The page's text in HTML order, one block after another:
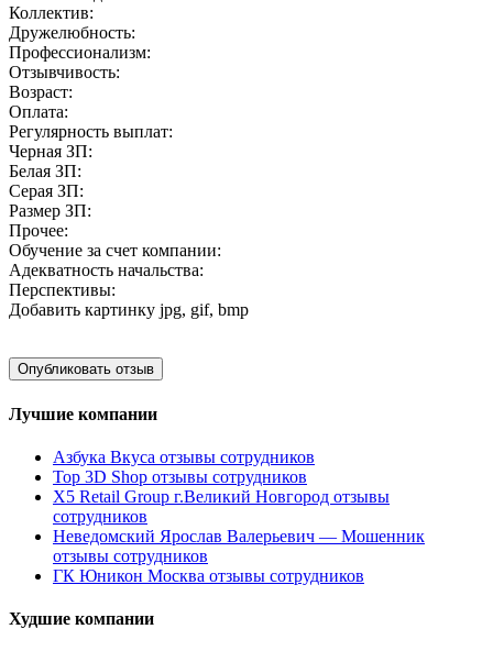
Коллектив:
Дружелюбность:
Профессионализм:
Отзывчивость:
Возраст:
Оплата:
Регулярность выплат:
Черная ЗП:
Белая ЗП:
Серая ЗП:
Размер ЗП:
Прочее:
Обучение за счет компании:
Адекватность начальства:
Перспективы:
Добавить картинку jpg, gif, bmp
Лучшие компании
Азбука Вкуса отзывы сотрудников
Top 3D Shop отзывы сотрудников
X5 Retail Group г.Великий Новгород отзывы
сотрудников
Неведомский Ярослав Валерьевич — Мошенник
отзывы сотрудников
ГК Юникон Москва отзывы сотрудников
Худшие компании